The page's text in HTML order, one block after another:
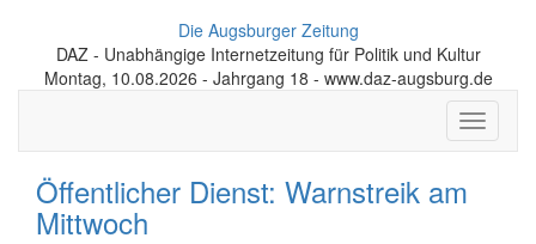
Die Augsburger Zeitung
DAZ - Unabhängige Internetzeitung für Politik und Kultur
Montag, 10.08.2026 - Jahrgang 18 - www.daz-augsburg.de
Toggle
Öffentlicher Dienst: Warnstreik am
Mittwoch